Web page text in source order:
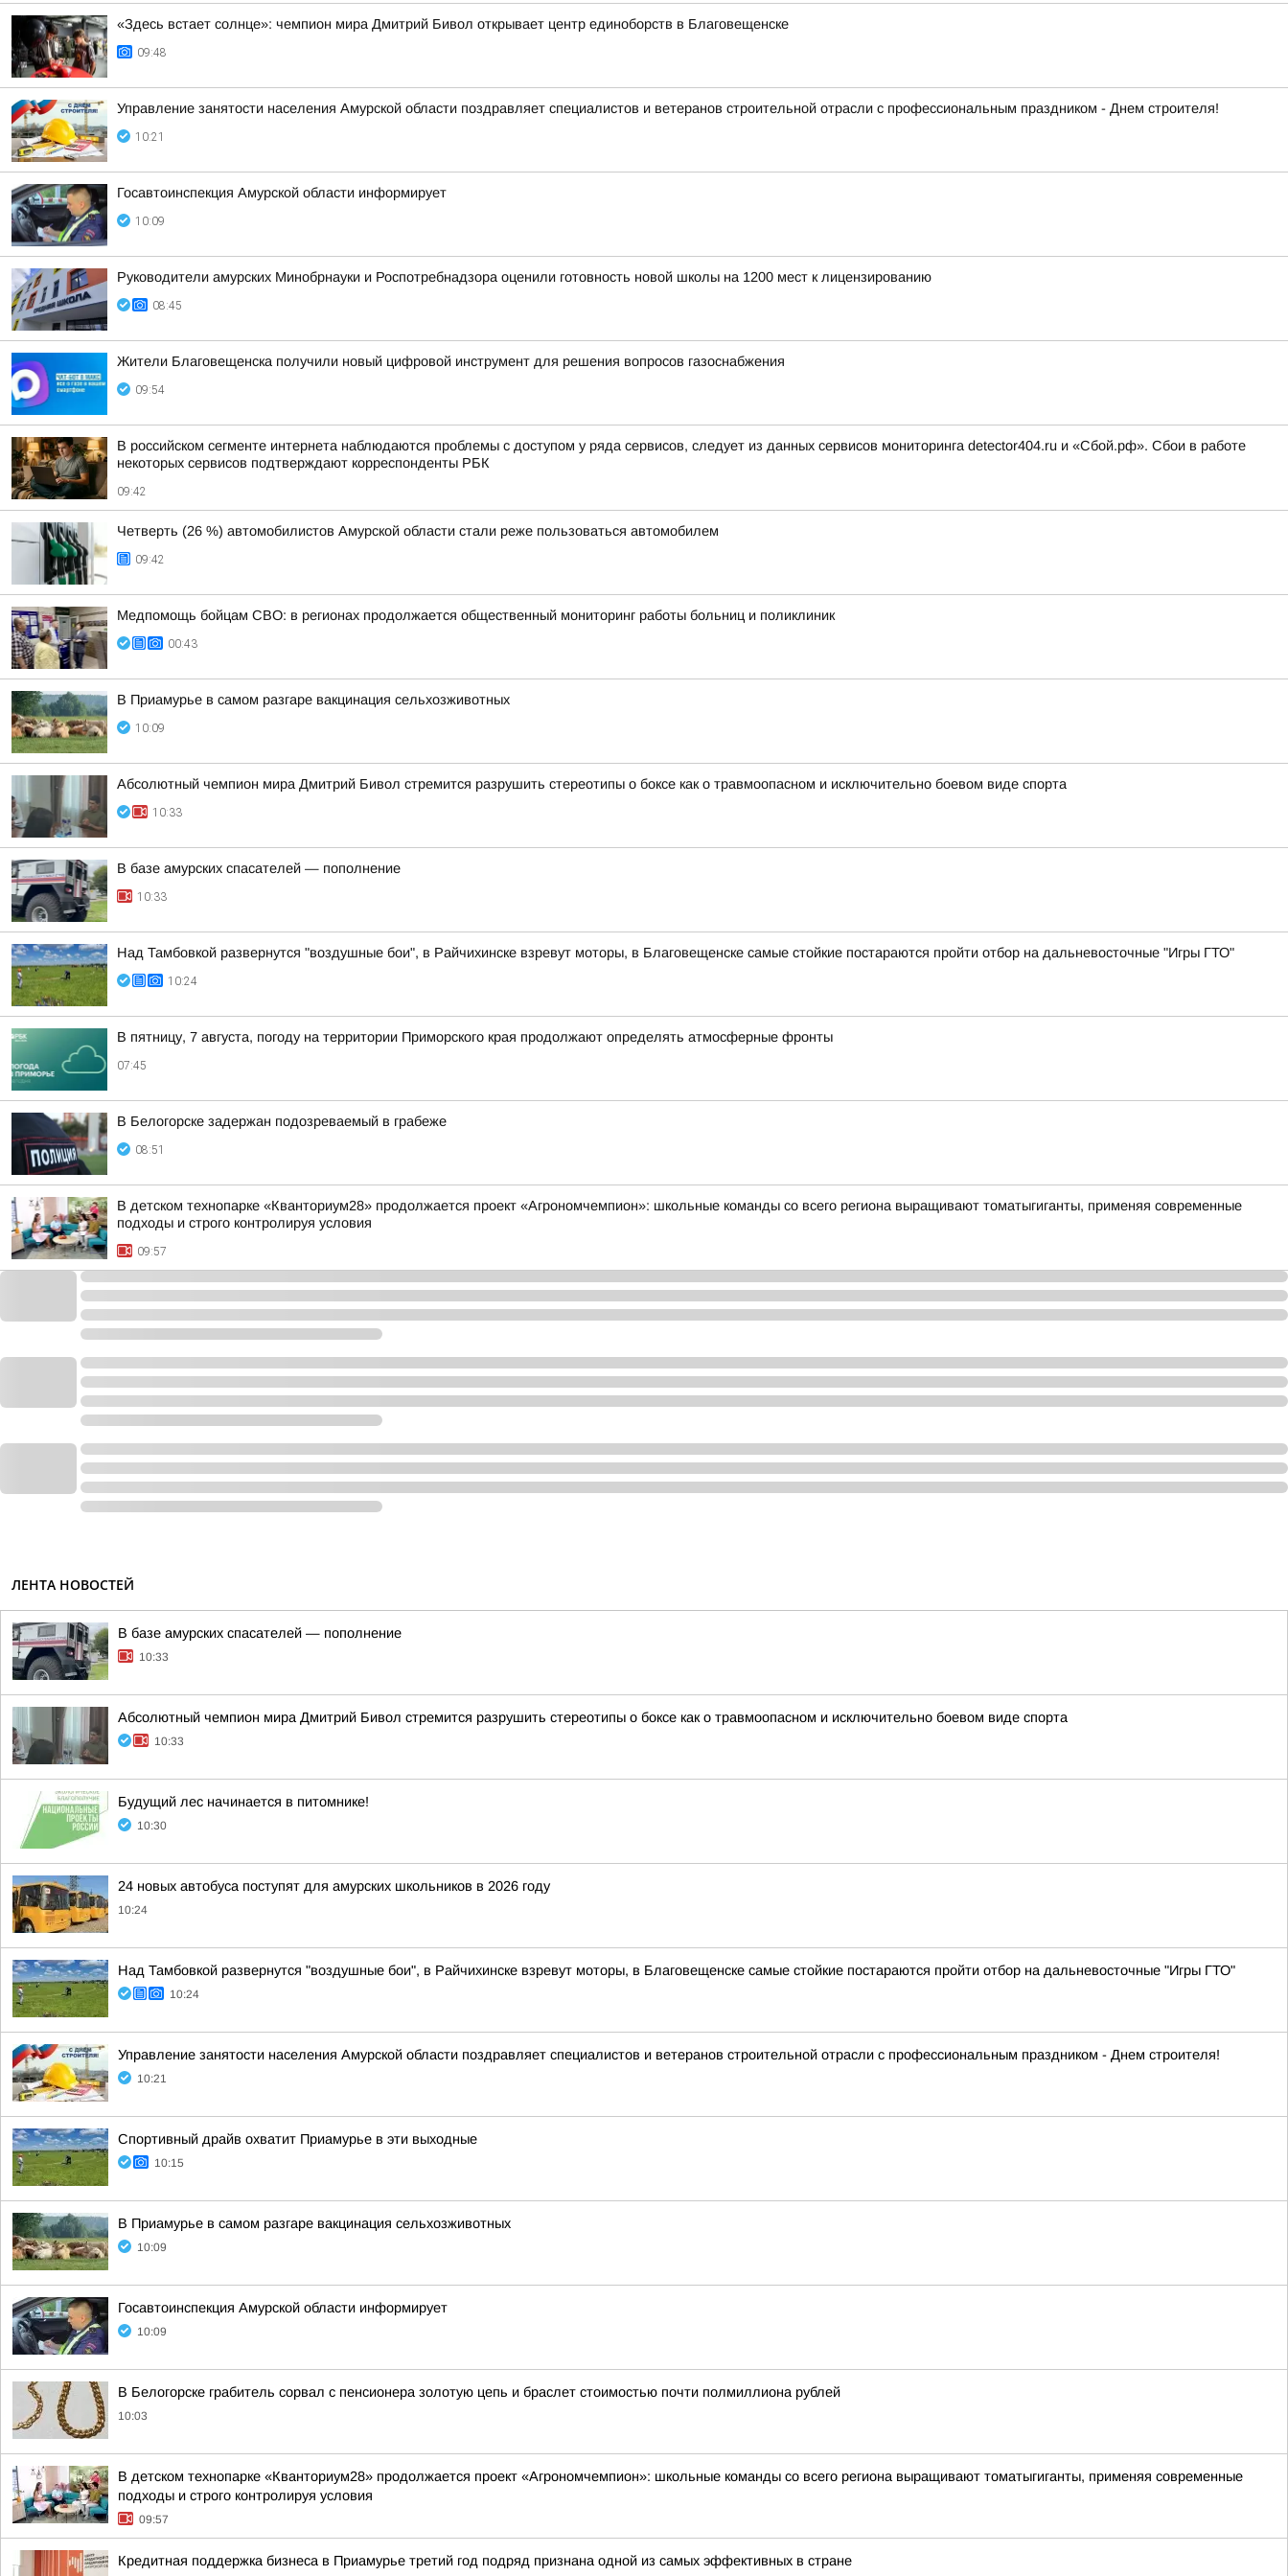
«Здесь встает солнце»: чемпион мира Дмитрий Бивол открывает центр единоборств в Благовещенске
09:48
Управление занятости населения Амурской области поздравляет специалистов и ветеранов строительной отрасли с профессиональным праздником - Днем строителя!
10:21
Госавтоинспекция Амурской области информирует
10:09
Руководители амурских Минобрнауки и Роспотребнадзора оценили готовность новой школы на 1200 мест к лицензированию
08:45
Жители Благовещенска получили новый цифровой инструмент для решения вопросов газоснабжения
09:54
В российском сегменте интернета наблюдаются проблемы с доступом у ряда сервисов, следует из данных сервисов мониторинга detector404.ru и «Сбой.рф». Сбои в работе
некоторых сервисов подтверждают корреспонденты РБК
09:42
Четверть (26 %) автомобилистов Амурской области стали реже пользоваться автомобилем
09:42
Медпомощь бойцам СВО: в регионах продолжается общественный мониторинг работы больниц и поликлиник
00:43
В Приамурье в самом разгаре вакцинация сельхозживотных
10:09
Абсолютный чемпион мира Дмитрий Бивол стремится разрушить стереотипы о боксе как о травмоопасном и исключительно боевом виде спорта
10:33
В базе амурских спасателей — пополнение
10:33
Над Тамбовкой развернутся "воздушные бои", в Райчихинске взревут моторы, в Благовещенске самые стойкие постараются пройти отбор на дальневосточные "Игры ГТО"
10:24
В пятницу, 7 августа, погоду на территории Приморского края продолжают определять атмосферные фронты
07:45
В Белогорске задержан подозреваемый в грабеже
08:51
В детском технопарке «Кванториум28» продолжается проект «Агрономчемпион»: школьные команды со всего региона выращивают томатыгиганты, применяя современные
подходы и строго контролируя условия
09:57
ЛЕНТА НОВОСТЕЙ
В базе амурских спасателей — пополнение
10:33
Абсолютный чемпион мира Дмитрий Бивол стремится разрушить стереотипы о боксе как о травмоопасном и исключительно боевом виде спорта
10:33
Будущий лес начинается в питомнике!
10:30
24 новых автобуса поступят для амурских школьников в 2026 году
10:24
Над Тамбовкой развернутся "воздушные бои", в Райчихинске взревут моторы, в Благовещенске самые стойкие постараются пройти отбор на дальневосточные "Игры ГТО"
10:24
Управление занятости населения Амурской области поздравляет специалистов и ветеранов строительной отрасли с профессиональным праздником - Днем строителя!
10:21
Спортивный драйв охватит Приамурье в эти выходные
10:15
В Приамурье в самом разгаре вакцинация сельхозживотных
10:09
Госавтоинспекция Амурской области информирует
10:09
В Белогорске грабитель сорвал с пенсионера золотую цепь и браслет стоимостью почти полмиллиона рублей
10:03
В детском технопарке «Кванториум28» продолжается проект «Агрономчемпион»: школьные команды со всего региона выращивают томатыгиганты, применяя современные
подходы и строго контролируя условия
09:57
Кредитная поддержка бизнеса в Приамурье третий год подряд признана одной из самых эффективных в стране